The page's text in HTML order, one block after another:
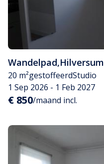
Wandelpad,Hilversum
20 m²gestoffeerdStudio
1 Sep 2026 - 1 Feb 2027
€ 850/maand incl.